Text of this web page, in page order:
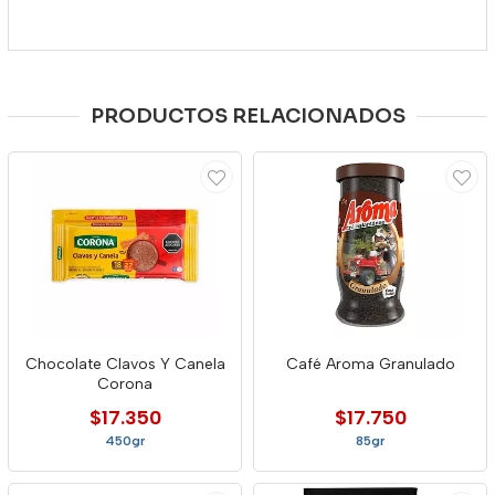
PRODUCTOS RELACIONADOS
Chocolate Clavos Y Canela
Corona
$17.350
450gr
Café Aroma Granulado
$17.750
85gr